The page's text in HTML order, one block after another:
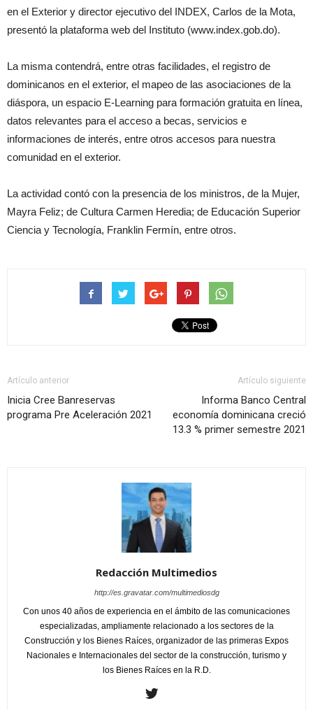
en el Exterior y director ejecutivo del INDEX, Carlos de la Mota,
presentó la plataforma web del Instituto (www.index.gob.do).
La misma contendrá, entre otras facilidades, el registro de
dominicanos en el exterior, el mapeo de las asociaciones de la
diáspora, un espacio E-Learning para formación gratuita en línea,
datos relevantes para el acceso a becas, servicios e
informaciones de interés, entre otros accesos para nuestra
comunidad en el exterior.
La actividad contó con la presencia de los ministros, de la Mujer,
Mayra Feliz; de Cultura Carmen Heredia; de Educación Superior
Ciencia y Tecnología, Franklin Fermín, entre otros.
Artículo anterior
Inicia Cree Banreservas
programa Pre Aceleración 2021
Artículo siguiente
Informa Banco Central
economía dominicana creció
13.3 % primer semestre 2021
Redacción Multimedios
http://es.gravatar.com/multimediosdg
Con unos 40 años de experiencia en el ámbito de las comunicaciones
especializadas, ampliamente relacionado a los sectores de la
Construcción y los Bienes Raíces, organizador de las primeras Expos
Nacionales e Internacionales del sector de la construcción, turismo y
los Bienes Raíces en la R.D.